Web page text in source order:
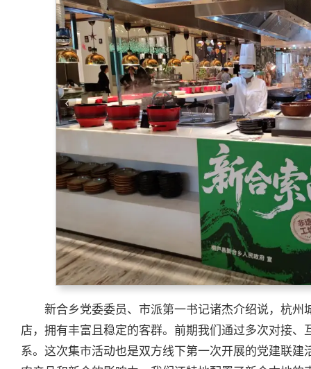
新合乡党委委员、市派第一书记诸杰介绍说，杭
店，拥有丰富且稳定的客群。前期我们通过多次对接
系。这次集市活动也是双方线下第一次开展的党建联